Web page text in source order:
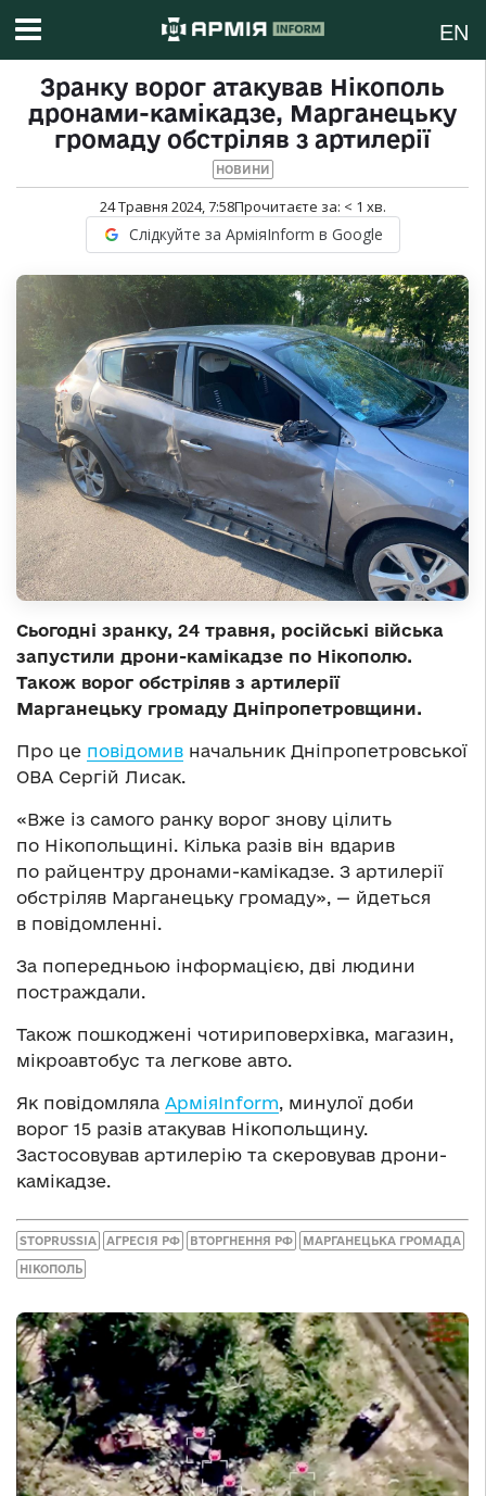
EN
Зранку ворог атакував Нікополь
дронами-камікадзе, Марганецьку
громаду обстріляв з артилерії
НОВИНИ
24 Травня 2024, 7:58Прочитаєте за: < 1 хв.
Слідкуйте за АрміяInform в Google
Сьогодні зранку, 24 травня, російські війська
запустили дрони-камікадзе по Нікополю.
Також ворог обстріляв з артилерії
Марганецьку громаду Дніпропетровщини.
Про це повідомив начальник Дніпропетровської
ОВА Сергій Лисак.
«Вже із самого ранку ворог знову цілить
по Нікопольщині. Кілька разів він вдарив
по райцентру дронами-камікадзе. З артилерії
обстріляв Марганецьку громаду», — йдеться
в повідомленні.
За попередньою інформацією, дві людини
постраждали.
Також пошкоджені чотириповерхівка, магазин,
мікроавтобус та легкове авто.
Як повідомляла АрміяInform, минулої доби
ворог 15 разів атакував Нікопольщину.
Застосовував артилерію та скеровував дрони-
камікадзе.
STOPRUSSIA АГРЕСІЯ РФ ВТОРГНЕННЯ РФ МАРГАНЕЦЬКА ГРОМАДА
НІКОПОЛЬ